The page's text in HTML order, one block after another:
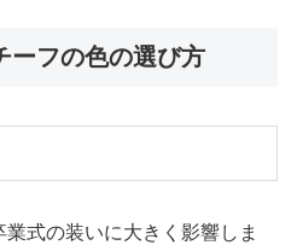
ーフの色の選び方
式の装いに大きく影響しま